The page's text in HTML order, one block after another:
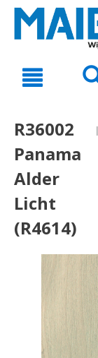
text.skipToNavigation
R36002
Panama
Alder
Licht
(R4614)